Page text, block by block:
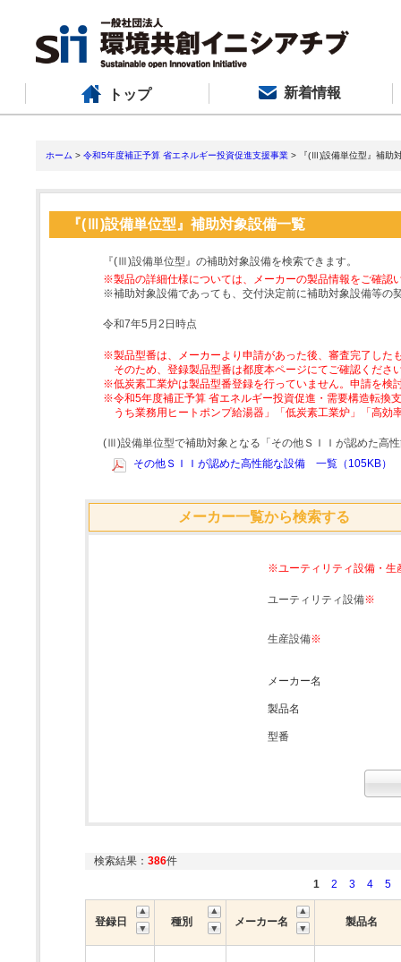
トップ 新着情報
ホーム > 令和5年度補正予算 省エネルギー投資促進支援事業 > 『(Ⅲ)設備単位型』補助
『(Ⅲ)設備単位型』補助対象設備一覧
『(Ⅲ)設備単位型』の補助対象設備を検索できます。
※製品の詳細仕様については、メーカーの製品情報をご確認
※補助対象設備であっても、交付決定前に補助対象設備等の
令和7年5月2日時点
※製品型番は、メーカーより申請があった後、審査完了した
そのため、登録製品型番は都度本ページにてご確認くださ
※低炭素工業炉は製品型番登録を行っていません。申請を検
※令和5年度補正予算 省エネルギー投資促進・需要構造転換
うち業務用ヒートポンプ給湯器」「低炭素工業炉」「高
(Ⅲ)設備単位型で補助対象となる「その他ＳＩＩが認めた高
その他ＳＩＩが認めた高性能な設備 一覧（105KB）
メーカー一覧から検索する
※ユーティリティ設備・生
ユーティリティ設備※
生産設備※
メーカー名
製品名
型番
検索結果： 386件
1
2 3 4 5
登録日 種別 メーカー名 製品名